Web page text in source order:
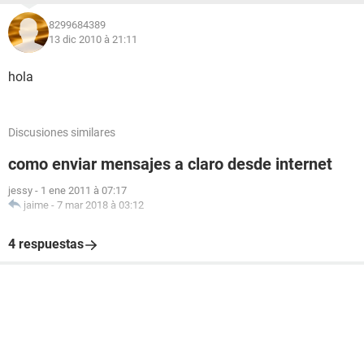
8299684389
13 dic 2010 à 21:11
hola
Discusiones similares
como enviar mensajes a claro desde internet
jessy - 1 ene 2011 à 07:17
jaime - 7 mar 2018 à 03:12
4 respuestas